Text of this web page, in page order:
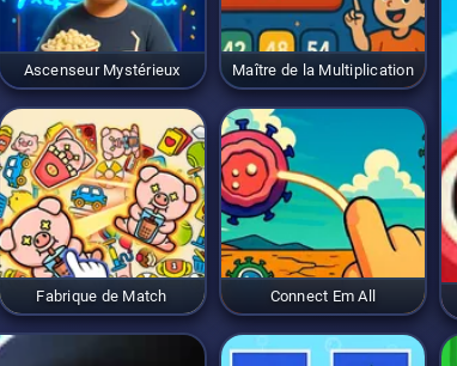
Ascenseur Mystérieux Maître de la Multiplication
Fabrique de Match Connect Em All